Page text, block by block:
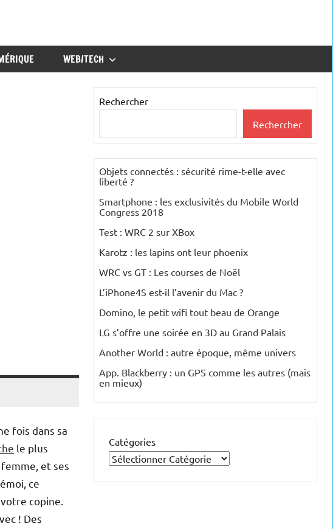
WEB/TECH
fois dans sa
le plus
et ses
ce
copine.
! Des
Rechercher
Rechercher
Objets connectés : sécurité rime-t-elle avec
liberté ?
Smartphone : les exclusivités du Mobile World
Congress 2018
Test : WRC 2 sur XBox
Karotz : les lapins ont leur phoenix
WRC vs GT : Les courses de Noël
L’iPhone4S est-il l’avenir du Mac ?
Domino, le petit wifi tout beau de Orange
LG s’offre une soirée en 3D au Grand Palais
Another World : autre époque, même univers
App. Blackberry : un GPS comme les autres (mais
en mieux)
Catégories